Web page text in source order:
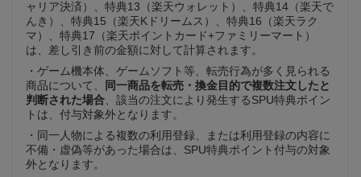
ャリア決済）、特典13（楽天ウォレット）、特典14（楽天で
んき）、特典15（楽天Kドリームス）、特典16（楽天ラク
マ）、特典17（楽天ポイントカード+ファミリーマート）
は、差し引き前の金額に対して計算されます。
・ゲーム機本体、ゲームソフト等、転売行為が多く見られる
商品について、 同一商品を転売・換金目的で複数注文したと
判断された場合 、該当の注文により発生するSPU特典ポイン
トは、付与対象外となります。
・同一人物による複数の利用登録、または利用登録の内容に
不備・虚偽等があった場合は、SPU特典ポイント付与の対象
外となります。